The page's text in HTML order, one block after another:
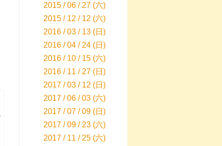
2015 / 06 / 27 (六)
2015 / 12 / 12 (六)
2016 / 03 / 13 (日)
2016 / 04 / 24 (日)
2016 / 10 / 15 (六)
2016 / 11 / 27 (日)
2017 / 03 / 12 (日)
2017 / 06 / 03 (六)
2017 / 07 / 09 (日)
2017 / 09 / 23 (六)
2017 / 11 / 25 (六)